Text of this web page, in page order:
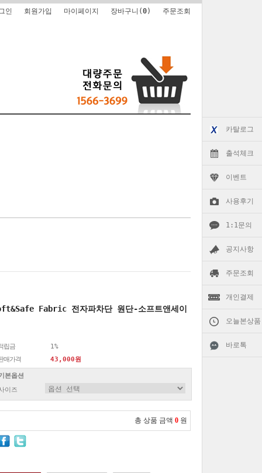
카탈로그
출석체크
이벤트
사용후기
1:1문의
공지사항
주문조회
개인결제
오늘본상품
바로톡
인 회원가입 마이페이지 장바구니(0) 주문조회
Fabric 전자파차단 원단-소프트앤세이
립금
1%
매가격
43,000원
본옵션
이즈
총 상품 금액 0 원